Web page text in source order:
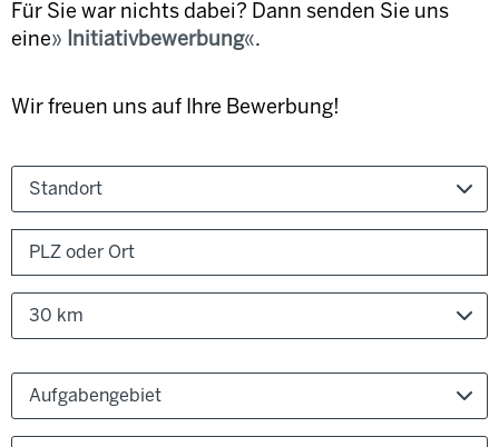
Für Sie war nichts dabei? Dann senden Sie uns
eine
Initiativbewerbung .
Wir freuen uns auf Ihre Bewerbung!
Standort
30 km
Aufgabengebiet